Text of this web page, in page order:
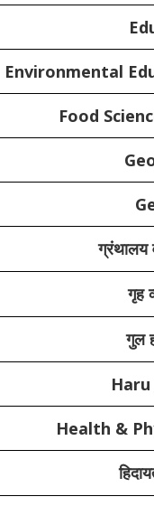
Environmental
Food
ग्रंथालय
गृह
गुल
Haru
Health &